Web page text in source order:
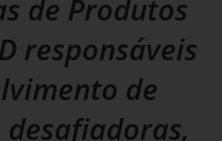
de Produtos
responsáveis
de